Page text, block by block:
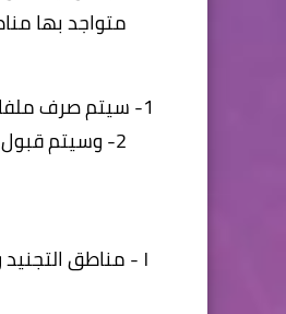
متواجد بها
1- سيتم صرف ملفات التطوع إعتباراً من يوم السبت الموافق ٢٠٢٤/٣/٣ إلى يوم الأحد الموافق ٢٠٢٤/٥/٥
2- وسيتم قبول
١ - مناطق التجنيد والتعبئة (القاهرة الجيزة / الاسكندرية الزقازيق / أسيوط طنطا /قنا المنصورة المنيا)